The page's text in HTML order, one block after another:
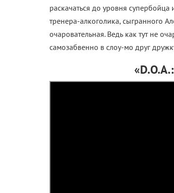
раскачаться до уровня
тренера-алкоголика, сыгранного
очаровательная. Ведь как тут не
самозабвенно в слоу-мо друг